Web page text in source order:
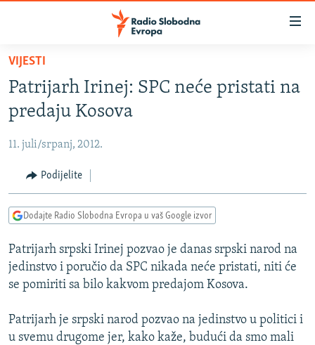
Pređite
glavni
sadržaj
Pređite
na
navigaciju
Pređite
na
BOSNA I HERCEGOVINA
SRBIJA
KOSOVO
CRNA GORA
VIDEO
FOTOGALERIJE
INFOGRAFIKE
PODCASTI
RAT U UKRAJINI
KINA NA BALKANU
ISPRIČAJ MI
VIJESTI
Patrijarh Irinej: SPC neće pristati na
predaju Kosova
11. juli/srpanj, 2012.
Podijelite
Dodajte Radio Slobodna Evropa u vaš Google izvor
Patrijarh srpski Irinej pozvao je danas srpski narod na
jedinstvo i poručio da SPC nikada neće pristati, niti će
se pomiriti sa bilo kakvom predajom Kosova.
Patrijarh je srpski narod pozvao na jedinstvo u politici i
u svemu drugome jer, kako kaže, budući da smo mali